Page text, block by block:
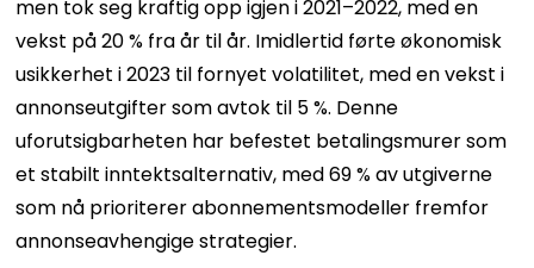
men tok seg kraftig opp igjen i 2021–2022, med en
vekst på 20 % fra år til år. Imidlertid førte økonomisk
usikkerhet i 2023 til fornyet volatilitet, med en vekst i
annonseutgifter som avtok til 5 %. Denne
uforutsigbarheten har befestet betalingsmurer som
et stabilt inntektsalternativ, med 69 % av utgiverne
som nå prioriterer abonnementsmodeller fremfor
annonseavhengige strategier.